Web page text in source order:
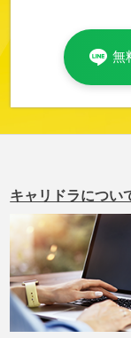
無
キャリドラについ